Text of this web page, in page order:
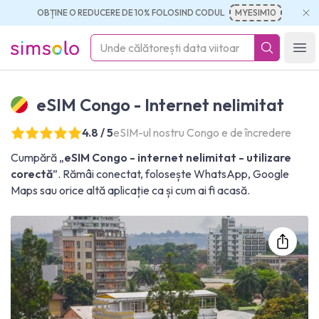
OBȚINE O REDUCERE DE 10% FOLOSIND CODUL MYESIM10
simsolo
eSIM Congo - Internet nelimitat
4.8 / 5eSIM-ul nostru Congo e de încredere
Cumpără „eSIM Congo - internet nelimitat - utilizare
corectă”. Rămâi conectat, folosește WhatsApp, Google
Maps sau orice altă aplicație ca și cum ai fi acasă.